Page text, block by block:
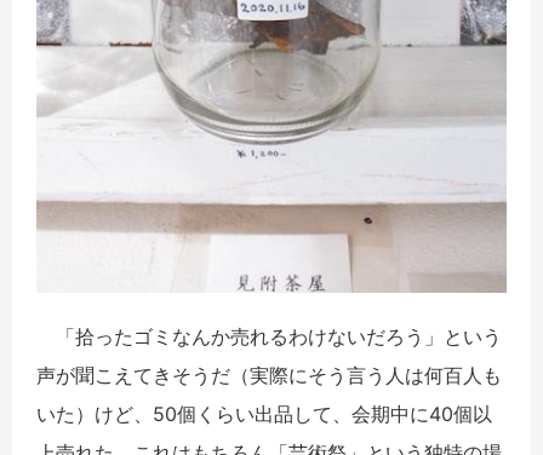
「拾ったゴミなんか売れるわけないだろう」という
声が聞こえてきそうだ（実際にそう言う人は何百人も
いた）けど、50個くらい出品して、会期中に40個以